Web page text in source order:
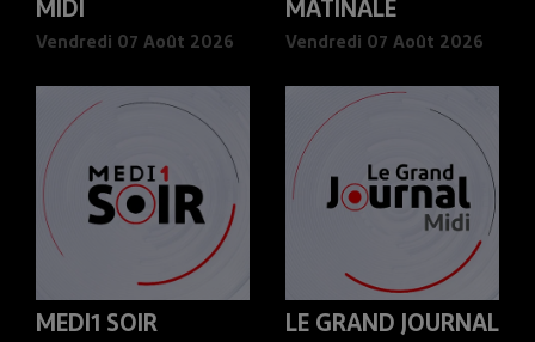
MIDI
Vendredi 07 Août 2026
MATINALE
Vendredi 07 Août 2026
MEDI1 SOIR
LE GRAND JOURNAL